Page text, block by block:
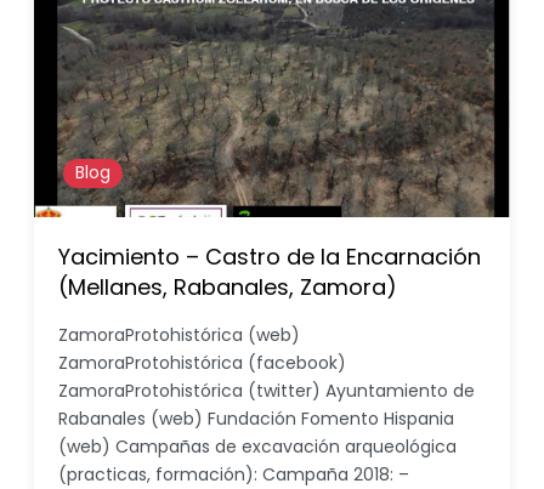
Blog
Yacimiento – Castro de la Encarnación
(Mellanes, Rabanales, Zamora)
ZamoraProtohistórica (web)
ZamoraProtohistórica (facebook)
ZamoraProtohistórica (twitter) Ayuntamiento de
Rabanales (web) Fundación Fomento Hispania
(web) Campañas de excavación arqueológica
(practicas, formación): Campaña 2018: –